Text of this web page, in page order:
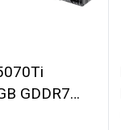
GDDR7
RTL